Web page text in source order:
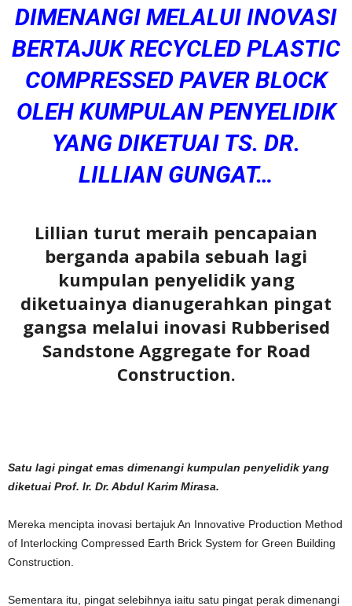
DIMENANGI MELALUI INOVASI
BERTAJUK RECYCLED PLASTIC
COMPRESSED PAVER BLOCK
OLEH KUMPULAN PENYELIDIK
YANG DIKETUAI TS. DR.
LILLIAN GUNGAT…
Lillian turut meraih pencapaian
berganda apabila sebuah lagi
kumpulan penyelidik yang
diketuainya dianugerahkan pingat
gangsa melalui inovasi Rubberised
Sandstone Aggregate for Road
Construction.
Satu lagi pingat emas dimenangi kumpulan penyelidik yang
diketuai Prof. Ir. Dr. Abdul Karim Mirasa.
Mereka mencipta inovasi bertajuk An Innovative Production Method
of Interlocking Compressed Earth Brick System for Green Building
Construction.
Sementara itu, pingat selebihnya iaitu satu pingat perak dimenangi